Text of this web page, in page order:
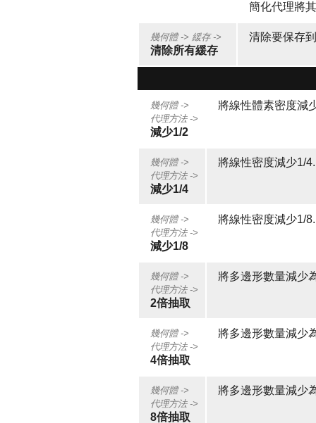
簡化代理將
幾何體 -> 緩存 ->
清除所有緩存
清除要保存
幾何體 ->
代理方法 ->
減少1/2
將線性體素密度減
幾何體 ->
代理方法 ->
減少1/4
將線性密度減少1/
幾何體 ->
代理方法 ->
減少1/8
將線性密度減少1/
幾何體 ->
代理方法 ->
2倍抽取
將多邊形數量減少
幾何體 ->
代理方法 ->
4倍抽取
將多邊形數量減少
幾何體 ->
代理方法 ->
8倍抽取
將多邊形數量減少